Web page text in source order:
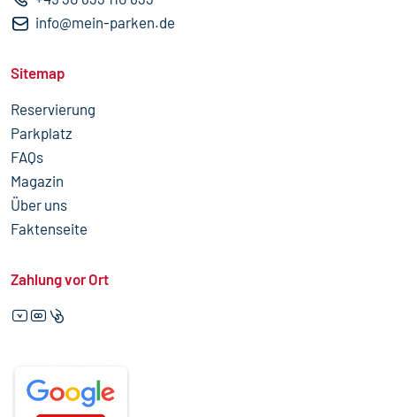
info@mein-parken.de
Footer Main 1
Sitemap
Reservierung
Parkplatz
FAQs
Magazin
Über uns
Faktenseite
Zahlung vor Ort